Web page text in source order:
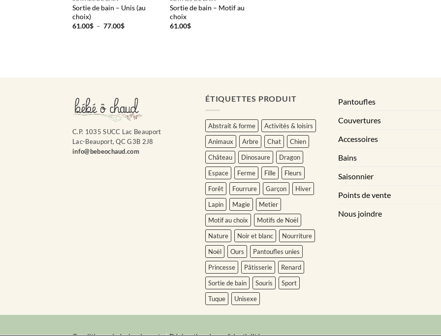
Sortie de bain – Unis (au
choix)
61.00$ – 77.00$Plage
Sortie de bain – Motif au
choix
61.00$
C.P. 1035 SUCC Lac Beauport
Lac-Beauport, QC G3B 2J8
info@bebeochaud.com
ÉTIQUETTES PRODUIT
Abstrait & forme
Activités & loisirs
Animaux
Arbre Chat
Chien
Château
Dinosaure
Dragon
Espace
Ferme Fille
Fleurs
Forêt
Fourrure Garçon
Hiver
Lapin
Magie
Metier
Motif au choix
Motifs de Noël
Nature
Noir et blanc
Nourriture
Noël
Ours
Pantoufles unies
Princesse
Pâtisserie
Renard
Sortie de bain
Souris
Sport
Tuque
Unisexe
Pantoufles
Couvertures
Accessoires
Bains
Saisonnier
Points de vente
Nous joindre